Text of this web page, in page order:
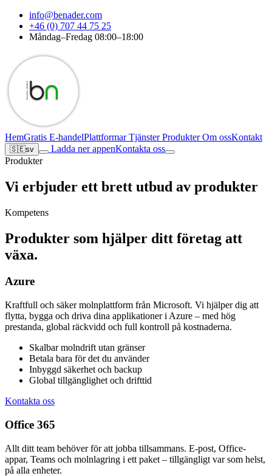
info@benader.com
+46 (0) 707 44 75 25
Måndag–Fredag 08:00–18:00
HemGratis E-handelPlattformarTjänsterProdukterOm ossKontakt
🇸🇪sv Ladda ner appenKontakta oss
Produkter
Vi erbjuder ett brett utbud av produkter
Kompetens
Produkter som hjälper ditt företag att
växa.
Azure
Kraftfull och säker molnplattform från Microsoft. Vi hjälper dig att
flytta, bygga och driva dina applikationer i Azure – med hög
prestanda, global räckvidd och full kontroll på kostnaderna.
Skalbar molndrift utan gränser
Betala bara för det du använder
Inbyggd säkerhet och backup
Global tillgänglighet och drifttid
Kontakta oss
Office 365
Allt ditt team behöver för att jobba tillsammans. E-post, Office-
appar, Teams och molnlagring i ett paket – tillgängligt var som helst,
på alla enheter.